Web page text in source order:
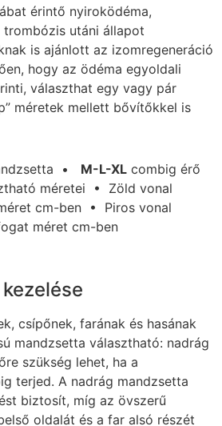
érintő nyiroködéma,
utáni állapot
is ajánlott az izomregeneráció
hogy az ödéma egyoldali
választhat egy vagy pár
méretek mellett bővítőkkel is
• M-L-XL combig érő
méretei • Zöld vonal
cm-ben • Piros vonal
méret cm-ben
csípőnek, farának és hasának
mandzsetta választható: nadrág
szükség lehet, ha a
terjed. A nadrág mandzsetta
biztosít, míg az övszerű
oldalát és a far alsó részét